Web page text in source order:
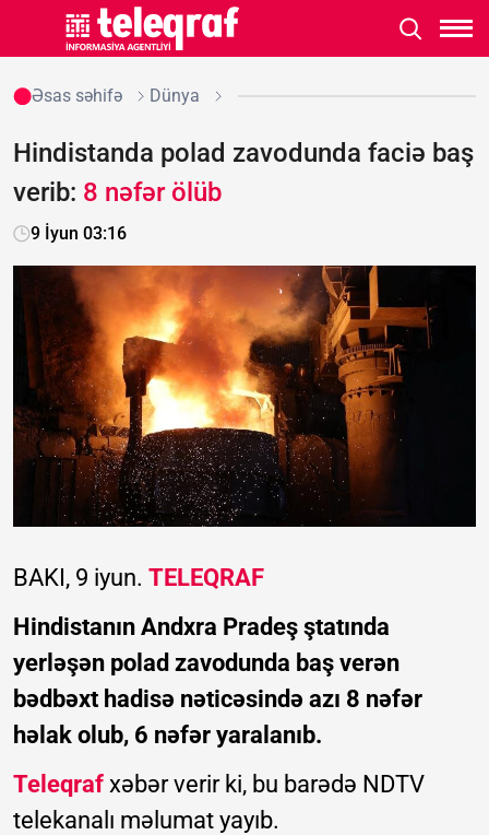
Əsas səhifə Dünya
Hindistanda polad zavodunda faciə baş
verib: 8 nəfər ölüb
9 İyun 03:16
BAKI, 9 iyun. TELEQRAF
Hindistanın Andxra Pradeş ştatında
yerləşən polad zavodunda baş verən
bədbəxt hadisə nəticəsində azı 8 nəfər
həlak olub, 6 nəfər yaralanıb.
Teleqraf xəbər verir ki, bu barədə NDTV
telekanalı məlumat yayıb.